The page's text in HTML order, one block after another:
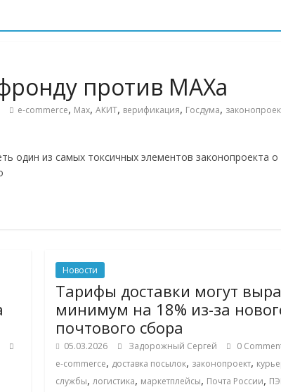
против MAXа
e-commerce, Max, АКИТ, верификация, Госдума,
один из самых токсичных элементов законопроекта о
Новости
Тарифы доставки могут
минимум на 18% из-за
почтового сбора
05.03.2026 Задорожный Сергей
0
e-commerce, доставка посылок, законопроект,
службы,логистика, маркетплейсы, Почта России,